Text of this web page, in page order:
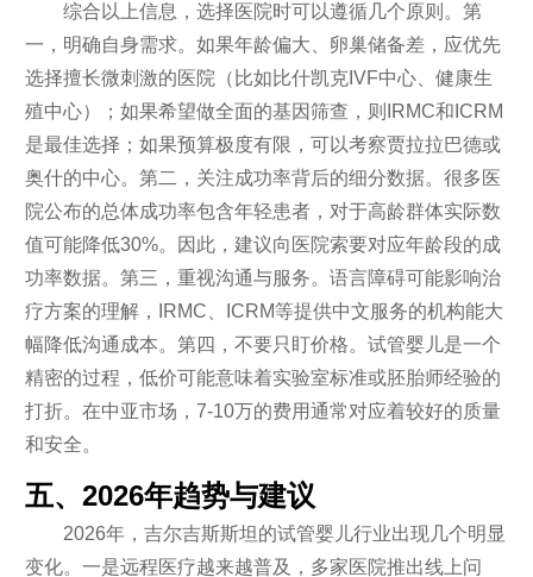
综合以上信息，选择医院时可以遵循几个原则。第
一，明确自身需求。如果年龄偏大、卵巢储备差，应优先
选择擅长微刺激的医院（比如比什凯克IVF中心、健康生
殖中心）；如果希望做全面的基因筛查，则IRMC和ICRM
是最佳选择；如果预算极度有限，可以考察贾拉拉巴德或
奥什的中心。第二，关注成功率背后的细分数据。很多医
院公布的总体成功率包含年轻患者，对于高龄群体实际数
值可能降低30%。因此，建议向医院索要对应年龄段的成
功率数据。第三，重视沟通与服务。语言障碍可能影响治
疗方案的理解，IRMC、ICRM等提供中文服务的机构能大
幅降低沟通成本。第四，不要只盯价格。试管婴儿是一个
精密的过程，低价可能意味着实验室标准或胚胎师经验的
打折。在中亚市场，7-10万的费用通常对应着较好的质量
和安全。
五、2026年趋势与建议
2026年，吉尔吉斯斯坦的试管婴儿行业出现几个明显
变化。一是远程医疗越来越普及，多家医院推出线上问